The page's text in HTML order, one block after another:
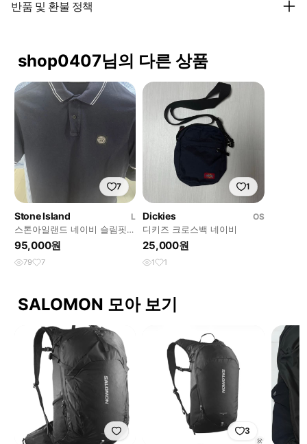
반품 및 환불 정책
shop0407님의 다른 상품
7
Stone Island
L
스톤아일랜드 네이비 슬림핏
카라티
95,000원
79 7
1
Dickies
OS
디키즈 크로스백 네이비
25,000원
1 1
SALOMON 모아 보기
3